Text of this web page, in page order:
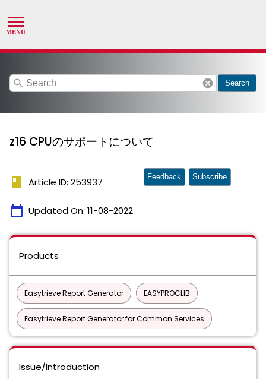
search cancel Search
z16 CPUのサポートについて
book Article ID: 253937
calendar_today Updated On: 11-08-2022
Feedback Subscribe
Products
Easytrieve Report Generator EASYPROCLIB
Easytrieve Report Generator for Common Services
Issue/Introduction